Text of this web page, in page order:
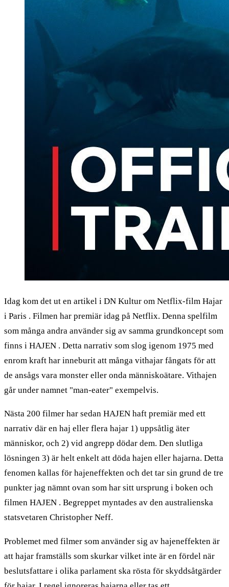
Idag kom det ut en artikel i DN Kultur om Netflix-film Hajar
i Paris . Filmen har premiär idag på Netflix. Denna spelfilm
som många andra använder sig av samma grundkoncept som
finns i HAJEN . Detta narrativ som slog igenom 1975 med
enrom kraft har inneburit att många vithajar fångats för att
de ansågs vara monster eller onda människoätare. Vithajen
går under namnet "man-eater" exempelvis.
Nästa 200 filmer har sedan HAJEN haft premiär med ett
narrativ där en haj eller flera hajar 1) uppsåtlig äter
människor, och 2) vid angrepp dödar dem. Den slutliga
lösningen 3) är helt enkelt att döda hajen eller hajarna. Detta
fenomen kallas för hajeneffekten och det tar sin grund de tre
punkter jag nämnt ovan som har sitt ursprung i boken och
filmen HAJEN . Begreppet myntades av den australienska
statsvetaren Christopher Neff.
Problemet med filmer som använder sig av hajeneffekten är
att hajar framställs som skurkar vilket inte är en fördel när
beslutsfattare i olika parlament ska rösta för skyddsåtgärder